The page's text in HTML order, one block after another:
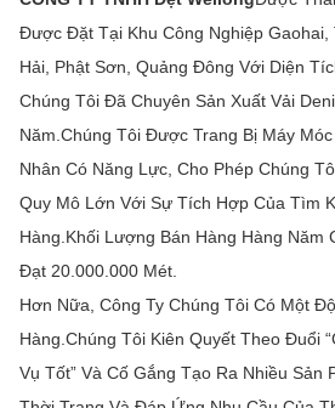
Được Đặt Tại Khu Công Nghiệp Gaohai,
Hải, Phật Sơn, Quảng Đông Với Diện
Chúng Tôi Đã Chuyên Sản Xuất Vải
Năm.Chúng Tôi Được Trang Bị Máy
Nhân Có Năng Lực, Cho Phép Chúng
Quy Mô Lớn Với Sự Tích Hợp Của Tìm
Hàng.Khối Lượng Bán Hàng Hàng Năm
Đạt 20.000.000 Mét.
Hơn Nữa, Công Ty Chúng Tôi Có Một
Hàng.Chúng Tôi Kiên Quyết Theo Đuổi
Vụ Tốt” Và Cố Gắng Tạo Ra Nhiều Sản